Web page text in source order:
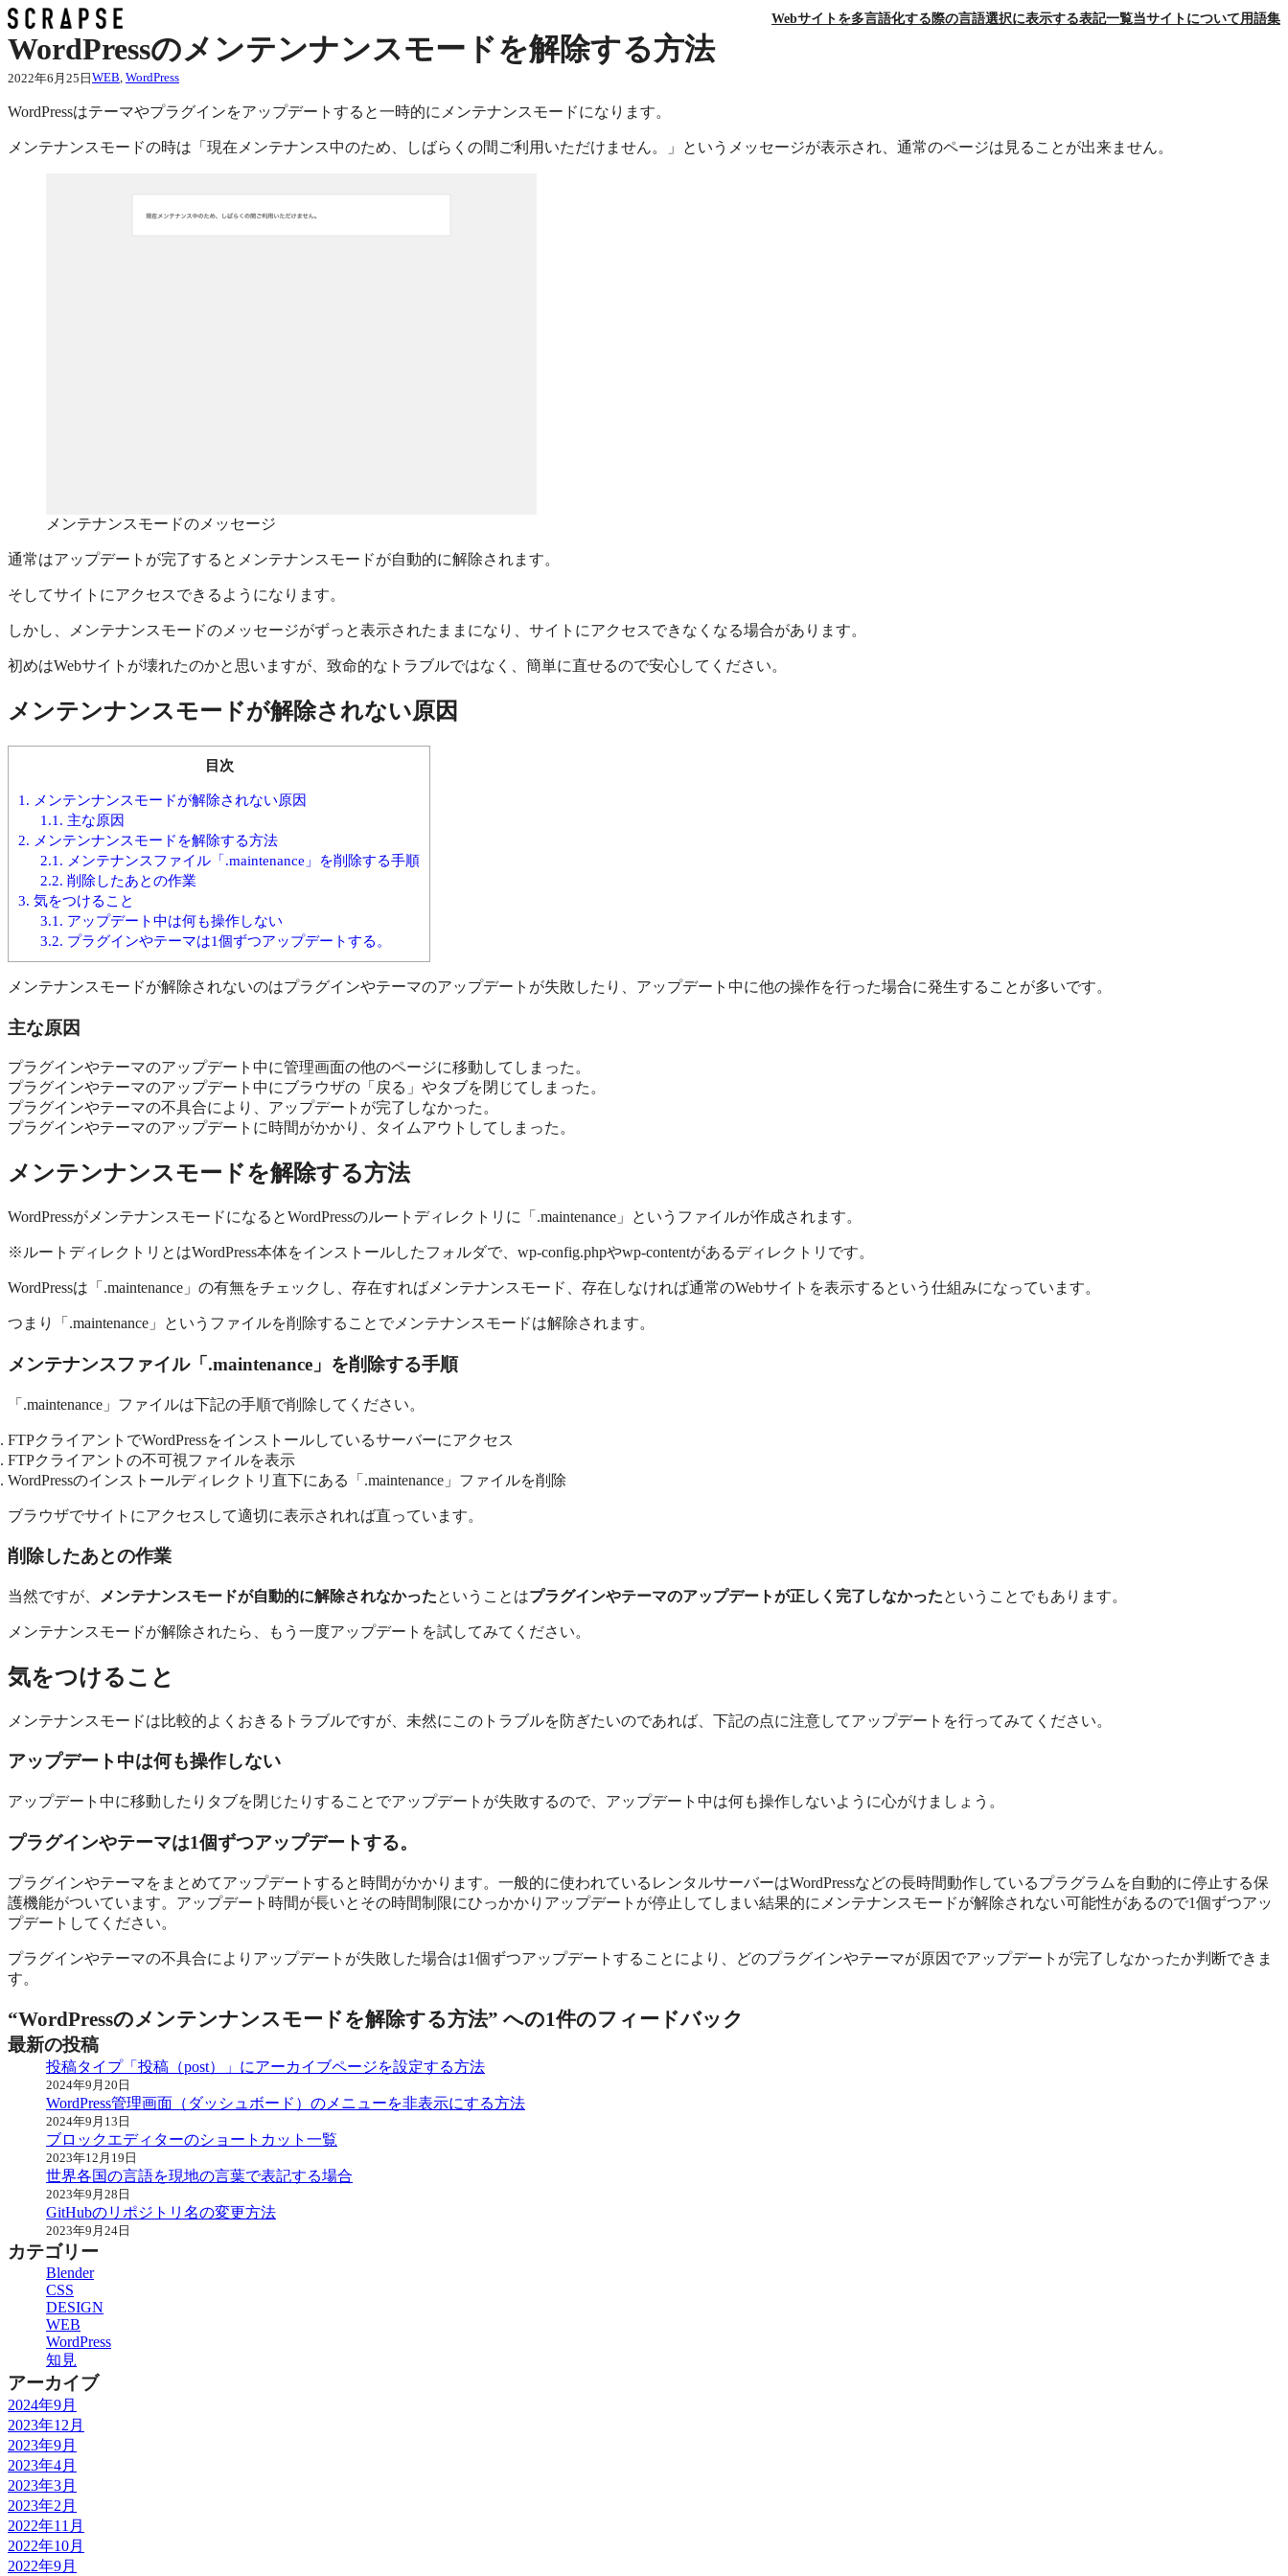
内
容
を
ス
ッ
Webサイトを多言語化する際の言語選択に表示する表記一覧当サイトについて用語集
WordPressのメンテンナンスモードを解除する方法
2022年6月25日 WEB, WordPress
WordPressはテーマやプラグインをアップデートすると一時的にメンテナンスモードになります。
メンテナンスモードの時は「現在メンテナンス中のため、しばらくの間ご利用いただけません。」というメッセージが表示され、通常のページは見ることが出来ません。
メンテナンスモードのメッセージ
通常はアップデートが完了するとメンテナンスモードが自動的に解除されます。
そしてサイトにアクセスできるようになります。
しかし、メンテナンスモードのメッセージがずっと表示されたままになり、サイトにアクセスできなくなる場合があります。
初めはWebサイトが壊れたのかと思いますが、致命的なトラブルではなく、簡単に直せるので安心してください。
メンテンナンスモードが解除されない原因
目次
1. メンテンナンスモードが解除されない原因
1.1. 主な原因
2. メンテンナンスモードを解除する方法
2.1. メンテナンスファイル「.maintenance」を削除する手順
2.2. 削除したあとの作業
3. 気をつけること
3.1. アップデート中は何も操作しない
3.2. プラグインやテーマは1個ずつアップデートする。
メンテナンスモードが解除されないのはプラグインやテーマのアップデートが失敗したり、アップデート中に他の操作を行った場合に発生することが多いです。
主な原因
プラグインやテーマのアップデート中に管理画面の他のページに移動してしまった。
プラグインやテーマのアップデート中にブラウザの「戻る」やタブを閉じてしまった。
プラグインやテーマの不具合により、アップデートが完了しなかった。
プラグインやテーマのアップデートに時間がかかり、タイムアウトしてしまった。
メンテンナンスモードを解除する方法
WordPressがメンテナンスモードになるとWordPressのルートディレクトリに「.maintenance」というファイルが作成されます。
※ルートディレクトリとはWordPress本体をインストールしたフォルダで、wp-config.phpやwp-contentがあるディレクトリです。
WordPressは「.maintenance」の有無をチェックし、存在すればメンテナンスモード、存在しなければ通常のWebサイトを表示するという仕組みになっています。
つまり「.maintenance」というファイルを削除することでメンテナンスモードは解除されます。
メンテナンスファイル「.maintenance」を削除する手順
「.maintenance」ファイルは下記の手順で削除してください。
FTPクライアントでWordPressをインストールしているサーバーにアクセス
FTPクライアントの不可視ファイルを表示
WordPressのインストールディレクトリ直下にある「.maintenance」ファイルを削除
ブラウザでサイトにアクセスして適切に表示されれば直っています。
削除したあとの作業
当然ですが、 メンテナンスモードが自動的に解除されなかったということはプラグインやテーマのアップデートが正しく完了しなかったということでもあります。
メンテナンスモードが解除されたら、もう一度アップデートを試してみてください。
気をつけること
メンテナンスモードは比較的よくおきるトラブルですが、未然にこのトラブルを防ぎたいのであれば、下記の点に注意してアップデートを行ってみてください。
アップデート中は何も操作しない
アップデート中に移動したりタブを閉じたりすることでアップデートが失敗するので、アップデート中は何も操作しないように心がけましょう。
プラグインやテーマは1個ずつアップデートする。
プラグインやテーマをまとめてアップデートすると時間がかかります。一般的に使われているレンタルサーバーはWordPressなどの長時間動作しているプラグラムを自動的に停止する保
護機能がついています。アップデート時間が長いとその時間制限にひっかかりアップデートが停止してしまい結果的にメンテナンスモードが解除されない可能性があるので1個ずつアッ
プデートしてください。
プラグインやテーマの不具合によりアップデートが失敗した場合は1個ずつアップデートすることにより、どのプラグインやテーマが原因でアップデートが完了しなかったか判断できま
す。
“WordPressのメンテンナンスモードを解除する方法” への1件のフィードバック
最新の投稿
投稿タイプ「投稿（post）」にアーカイブページを設定する方法
2024年9月20日
WordPress管理画面（ダッシュボード）のメニューを非表示にする方法
2024年9月13日
ブロックエディターのショートカット一覧
2023年12月19日
世界各国の言語を現地の言葉で表記する場合
2023年9月28日
GitHubのリポジトリ名の変更方法
2023年9月24日
カテゴリー
Blender
CSS
DESIGN
WEB
WordPress
知見
アーカイブ
2024年9月
2023年12月
2023年9月
2023年4月
2023年3月
2023年2月
2022年11月
2022年10月
2022年9月